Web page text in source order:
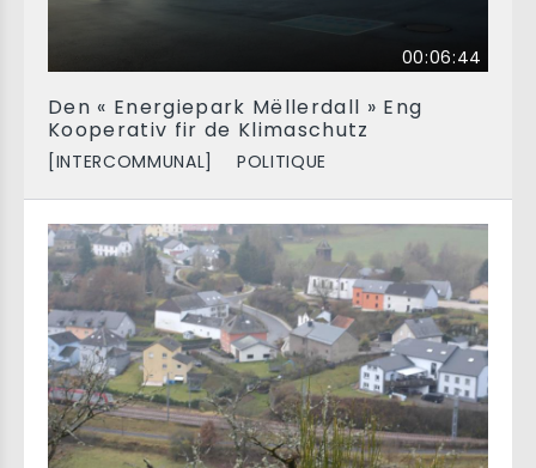
00:06:44
Den « Energiepark Mëllerdall » Eng
Kooperativ fir de Klimaschutz
[INTERCOMMUNAL] POLITIQUE